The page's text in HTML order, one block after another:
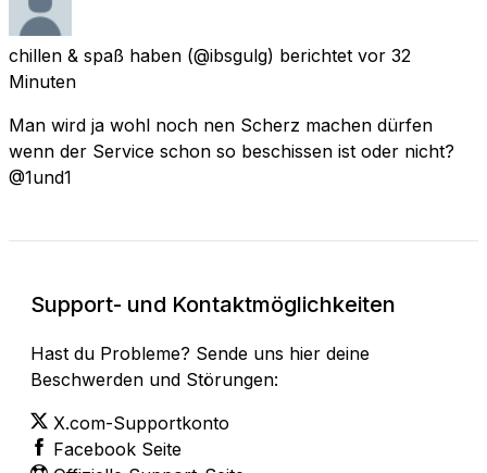
chillen & spaß haben (@ibsgulg) berichtet vor 32
Minuten
Man wird ja wohl noch nen Scherz machen dürfen
wenn der Service schon so beschissen ist oder nicht?
@1und1
Support- und Kontaktmöglichkeiten
Hast du Probleme? Sende uns hier deine
Beschwerden und Störungen:
X.com-Supportkonto
Facebook Seite